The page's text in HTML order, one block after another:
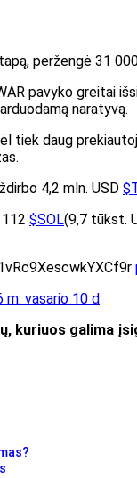
peržengė 31
pavyko greitai
naratyvą.
tiek daug
4,2 mln. USD
$SOL(9,7 tūkst.
m. vasario 10 d
kuriuos galima